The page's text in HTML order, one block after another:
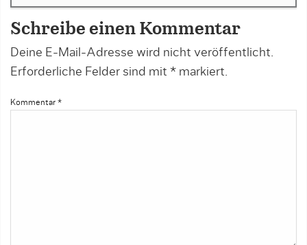
Schreibe einen Kommentar
Deine E-Mail-Adresse wird nicht veröffentlicht.
Erforderliche Felder sind mit * markiert.
Kommentar *